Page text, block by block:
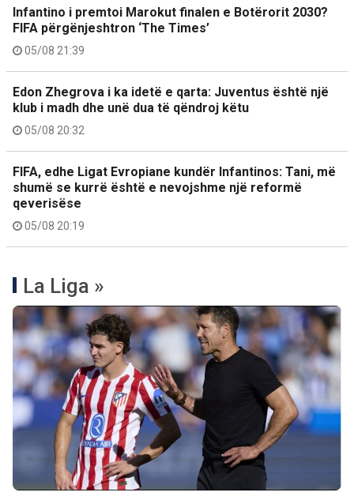
Infantino i premtoi Marokut finalen e Botërorit 2030?
FIFA përgënjeshtron ‘The Times’
05/08 21:39
Edon Zhegrova i ka idetë e qarta: Juventus është një
klub i madh dhe unë dua të qëndroj këtu
05/08 20:32
FIFA, edhe Ligat Evropiane kundër Infantinos: Tani, më
shumë se kurrë është e nevojshme një reformë
qeverisëse
05/08 20:19
La Liga »